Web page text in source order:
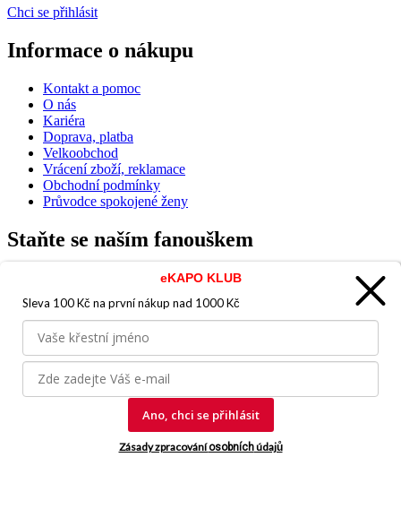
Chci se přihlásit
Informace o nákupu
Kontakt a pomoc
O nás
Kariéra
Doprava, platba
Velkoobchod
Vrácení zboží, reklamace
Obchodní podmínky
Průvodce spokojené ženy
Staňte se naším fanouškem
Jsme důvěryhodný obchod
Obchodní podmínkyGDPRMapa stránek
eKAPO KLUB
Sleva 100 Kč na první nákup nad 1000 Kč
Ano, chci se přihlásit
Zásady zpracováníosobníchúdajů